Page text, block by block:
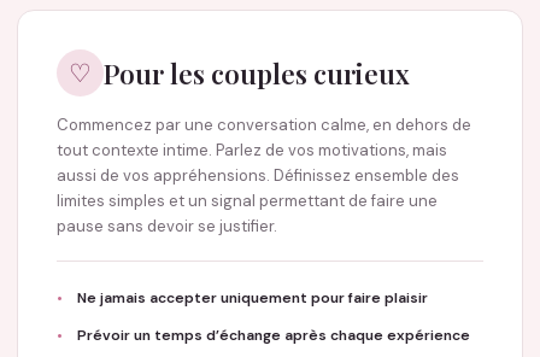
♡ Pour les couples curieux
Commencez par une conversation calme, en dehors de
tout contexte intime. Parlez de vos motivations, mais
aussi de vos appréhensions. Définissez ensemble des
limites simples et un signal permettant de faire une
pause sans devoir se justifier.
Ne jamais accepter uniquement pour faire plaisir
Prévoir un temps d’échange après chaque expérience